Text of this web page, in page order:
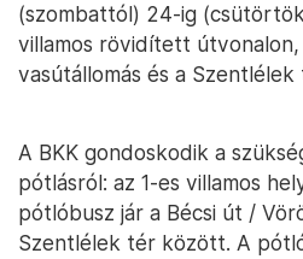
(szombattól) 24-ig
villamos rövidített
vasútállomás és a
A BKK gondoskodik a
pótlásról: az 1-es villamos
pótlóbusz jár a Bécsi út /
Szentlélek tér között. A